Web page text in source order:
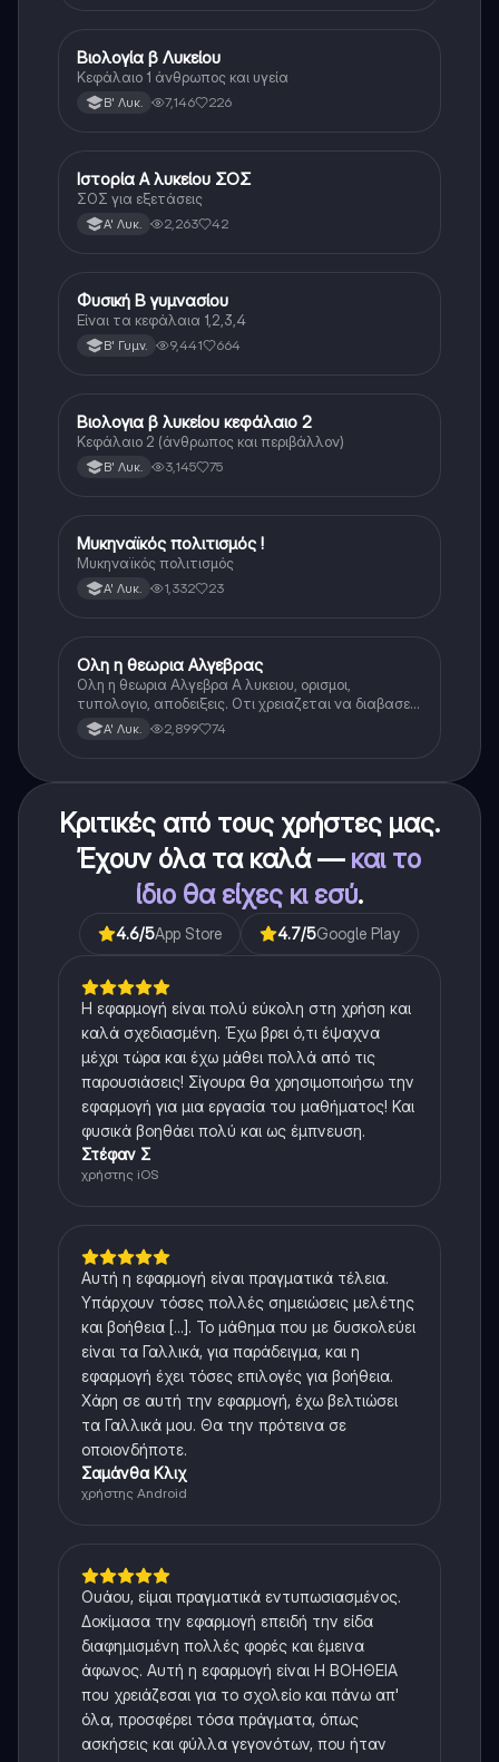
Βιολογία
Βιολογία β Λυκείου
Κεφάλαιο 1 άνθρωπος και υγεία
Β' Λυκ. 7,146 226
Ιστορία
Ιστορία Α λυκείου ΣΟΣ
ΣΟΣ για εξετάσεις
Α' Λυκ. 2,263 42
Φυσική
Φυσική Β γυμνασίου
Είναι τα κεφάλαια 1,2,3,4
Β' Γυμν. 9,441 664
Βιολογία
Βιολογια β λυκείου κεφάλαιο 2
Κεφάλαιο 2 (άνθρωπος και περιβάλλον)
Β' Λυκ. 3,145 75
Ιστορία
Μυκηναϊκός πολιτισμός !
Μυκηναϊκός πολιτισμός
Α' Λυκ. 1,332 23
Μαθηματικά
Ολη η θεωρια Αλγεβρας
Ολη η θεωρια Αλγεβρα Α λυκειου, ορισμοι,
τυπολογιο, αποδειξεις. Οτι χρειαζεται να διαβασεις
για το θεωρητικο κομματι της αλγεβρας.
Α' Λυκ. 2,899 74
Κριτικές από τους χρήστες μας.
Έχουν όλα τα καλά — και το
ίδιο θα είχες κι εσύ.
4.6/5App Store 4.7/5Google Play
Η εφαρμογή είναι πολύ εύκολη στη χρήση και
καλά σχεδιασμένη. Έχω βρει ό,τι έψαχνα
μέχρι τώρα και έχω μάθει πολλά από τις
παρουσιάσεις! Σίγουρα θα χρησιμοποιήσω την
εφαρμογή για μια εργασία του μαθήματος! Και
φυσικά βοηθάει πολύ και ως έμπνευση.
Στέφαν Σ
χρήστης iOS
Αυτή η εφαρμογή είναι πραγματικά τέλεια.
Υπάρχουν τόσες πολλές σημειώσεις μελέτης
και βοήθεια [...]. Το μάθημα που με δυσκολεύει
είναι τα Γαλλικά, για παράδειγμα, και η
εφαρμογή έχει τόσες επιλογές για βοήθεια.
Χάρη σε αυτή την εφαρμογή, έχω βελτιώσει
τα Γαλλικά μου. Θα την πρότεινα σε
οποιονδήποτε.
Σαμάνθα Κλιχ
χρήστης Android
Ουάου, είμαι πραγματικά εντυπωσιασμένος.
Δοκίμασα την εφαρμογή επειδή την είδα
διαφημισμένη πολλές φορές και έμεινα
άφωνος. Αυτή η εφαρμογή είναι Η ΒΟΗΘΕΙΑ
που χρειάζεσαι για το σχολείο και πάνω απ'
όλα, προσφέρει τόσα πράγματα, όπως
ασκήσεις και φύλλα γεγονότων, που ήταν